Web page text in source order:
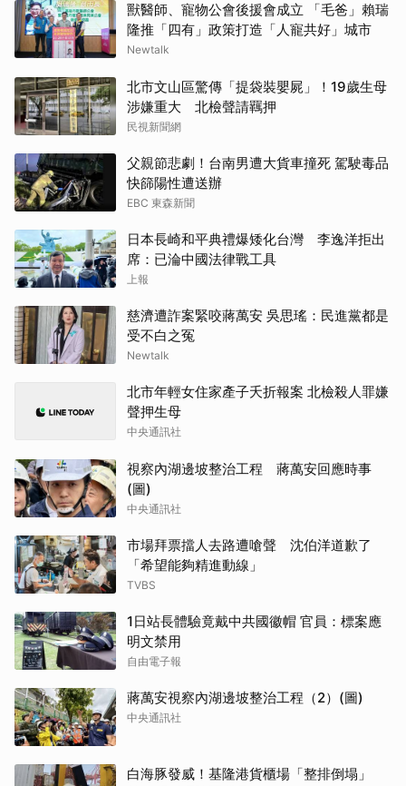
獸醫師、寵物公會後援會成立 「毛爸」賴瑞
隆推「四有」政策打造「人寵共好」城市
Newtalk
北市文山區驚傳「提袋裝嬰屍」！19歲生母
涉嫌重大 北檢聲請羈押
民視新聞網
父親節悲劇！台南男遭大貨車撞死 駕駛毒品
快篩陽性遭送辦
EBC 東森新聞
日本長崎和平典禮爆矮化台灣 李逸洋拒出
席：已淪中國法律戰工具
上報
慈濟遭詐案緊咬蔣萬安 吳思瑤：民進黨都是
受不白之冤
Newtalk
北市年輕女住家產子夭折報案 北檢殺人罪嫌
聲押生母
中央通訊社
視察內湖邊坡整治工程 蔣萬安回應時事
(圖)
中央通訊社
市場拜票擋人去路遭嗆聲 沈伯洋道歉了
「希望能夠精進動線」
TVBS
1日站長體驗竟戴中共國徽帽 官員：標案應
明文禁用
自由電子報
蔣萬安視察內湖邊坡整治工程（2）(圖)
中央通訊社
白海豚發威！基隆港貨櫃場「整排倒塌」